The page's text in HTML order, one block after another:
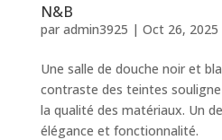
N&B
par admin3925 | Oct 26, 2025
Une salle de douche noir et
contraste des teintes
la qualité des matériaux. Un
élégance et fonctionnalité.